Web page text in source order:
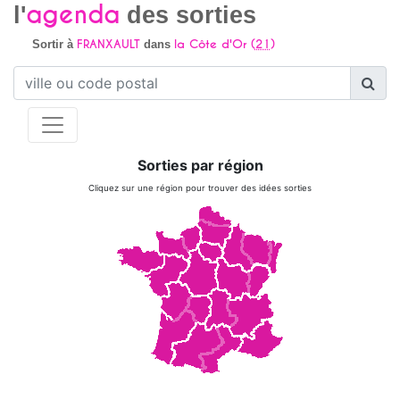
l'agenda des sorties
Sortir à FRANXAULTdans la Côte d'Or (21)
Sorties par région
Cliquez sur une région pour trouver des idées sorties